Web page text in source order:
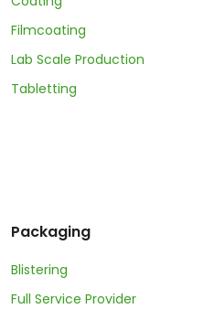
Filmcoating
Lab Scale Production
Tabletting
Packaging
Blistering
Full Service Provider